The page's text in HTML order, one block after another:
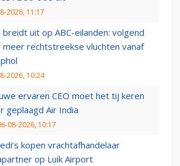
2026, 11:17
breidt uit op ABC-eilanden: volgend
meer rechtstreekse vluchten vanaf
2026, 10:24
ervaren CEO moet het tij keren
geplaagd Air India
08-2026, 10:17
kopen vrachtafhandelaar
op Luik Airport